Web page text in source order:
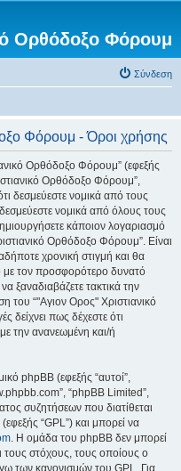
Ορθόδοξο Φόρουμ
Σύνδεση
Φόρουμ - Όροι χρήσης
Ορθόδοξο Φόρουμ” (εφεξής
Ορθόδοξο Φόρουμ”,
δεσμεύεστε νομικά από τους
νομικά από όλους τους
κάποιον λογαριασμό
Ορθόδοξο Φόρουμ”. Είναι
χρονική στιγμή και θα
με τον προσφορότερο δυνατό
ξαναδιαβάζετε τακτικά την
του “"Αγιον Ορος" Χριστιανικό
δείχνει πως δέχεστε ότι
την ανανεωμένη και/ή
phpBB (εφεξής “αυτοί”,
“phpBB Limited”,
συζητήσεων που διατίθεται
(εφεξής “GPL”) και μπορεί να
. Η ομάδα του phpBB δεν μπορεί
τους στόχους, τους οποίους ο
των κανονισμών του GPL. Για